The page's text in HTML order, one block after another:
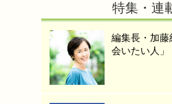
特集・連
編集長・加藤
会いたい人」